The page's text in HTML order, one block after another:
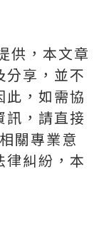
供，本文章
分享，並不
此，如需協
訊，請直接
關專業意
律糾紛，本